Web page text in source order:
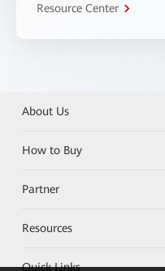
Resource Center
About Us
How to Buy
Partner
Resources
Quick Links